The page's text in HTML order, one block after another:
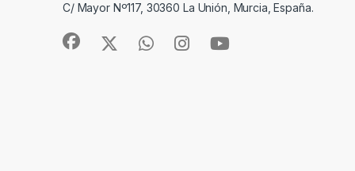
C/ Mayor Nº117, 30360 La Unión, Murcia, España.